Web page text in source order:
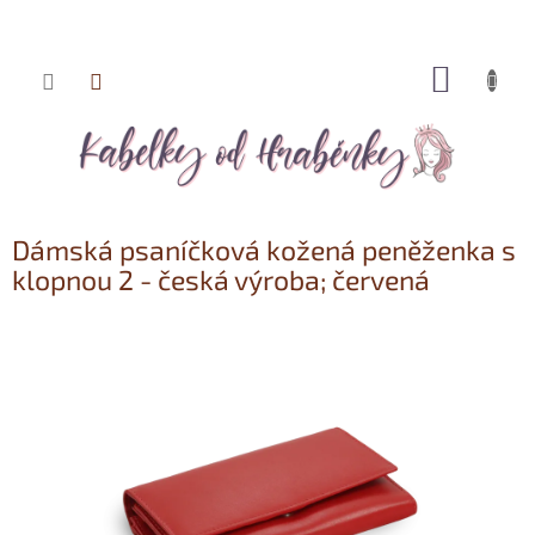
Přejít
Dámská psaníčková kožená peněženka s
klopnou 2 - česká výroba; červená